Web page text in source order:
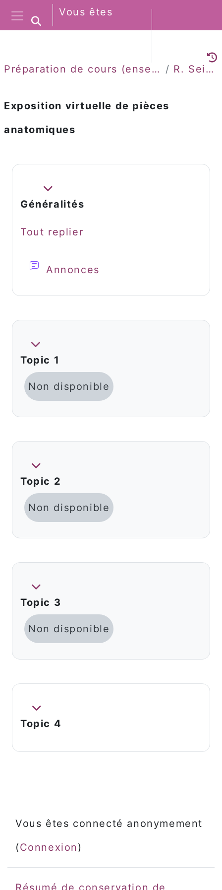
Passer au contenu principal
Activer/désactiver la saisie de
Vous êtes
Préparation de cours (enseignants) R. Seizeur
Exposition virtuelle de pièces
anatomiques
Résumé de section
Replier
Généralités
Tout replier
Annonces
Replier
Topic 1
Non disponible
Replier
Topic 2
Non disponible
Replier
Topic 3
Non disponible
Replier
Topic 4
Vous êtes connecté anonymement
(Connexion)
Résumé de conservation de